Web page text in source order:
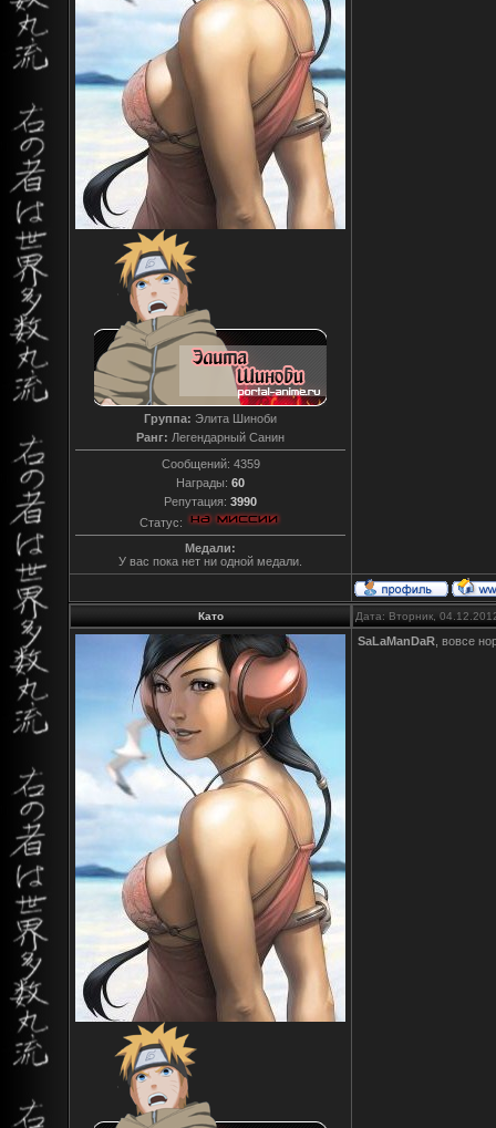
Группа: Элита Шиноби
Ранг: Легендарный Санин
Сообщений: 4359
Награды: 60
Репутация: 3990
Статус:
Медали:
У вас пока нет ни одной медали.
Като Дата: Вторник,
SaLaManDaR , вовсе